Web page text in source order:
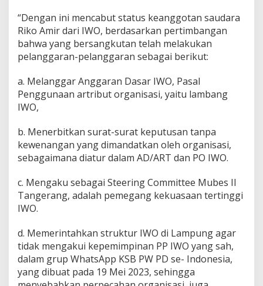
“Dengan ini mencabut status keanggotan saudara
Riko Amir dari IWO, berdasarkan pertimbangan
bahwa yang bersangkutan telah melakukan
pelanggaran-pelanggaran sebagai berikut:
a. Melanggar Anggaran Dasar IWO, Pasal
Penggunaan artribut organisasi, yaitu lambang
IWO,
b. Menerbitkan surat-surat keputusan tanpa
kewenangan yang dimandatkan oleh organisasi,
sebagaimana diatur dalam AD/ART dan PO IWO.
c. Mengaku sebagai Steering Committee Mubes II
Tangerang, adalah pemegang kekuasaan tertinggi
IWO.
d. Memerintahkan struktur IWO di Lampung agar
tidak mengakui kepemimpinan PP IWO yang sah,
dalam grup WhatsApp KSB PW PD se- Indonesia,
yang dibuat pada 19 Mei 2023, sehingga